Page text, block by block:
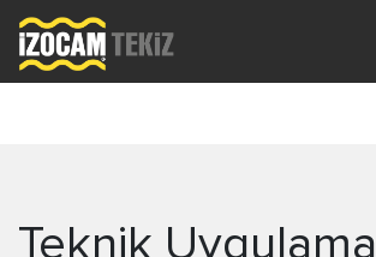
Teknik Uygulama